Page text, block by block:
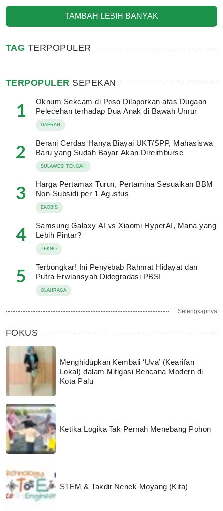
TAMBAH LEBIH BANYAK
TAG TERPOPULER
TERPOPULER SEPEKAN
1
Oknum Sekcam di Poso Dilaporkan atas Dugaan
Pelecehan terhadap Dua Anak di Bawah Umur
DAERAH
2
Berani Cerdas Hanya Biayai UKT/SPP, Mahasiswa
Baru yang Sudah Bayar Akan Direimburse
SULAWESI TENGAH
3
Harga Pertamax Turun, Pertamina Sesuaikan BBM
Non-Subsidi per 1 Agustus
EKOBIS
4
Samsung Galaxy AI vs Xiaomi HyperAI, Mana yang
Lebih Pintar?
TEKNO
5
Terbongkar! Ini Penyebab Rahmat Hidayat dan
Putra Erwiansyah Didegradasi PBSI
OLAHRAGA
+Selengkapnya
FOKUS
Menghidupkan Kembali ‘Uva’ (Kearifan
Lokal) dalam Mitigasi Bencana Modern di
Kota Palu
Ketika Logika Tak Pernah Menebang Pohon
STEM & Takdir Nenek Moyang (Kita)